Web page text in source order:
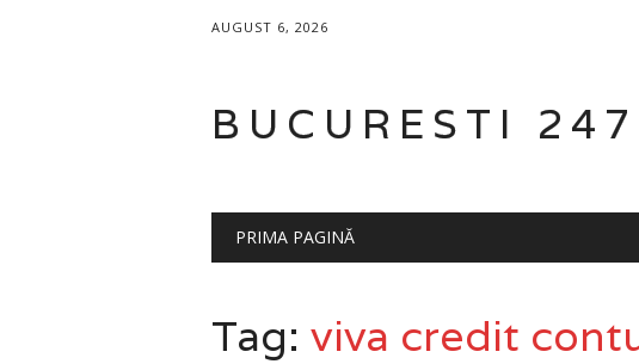
AUGUST 6, 2026
BUCURESTI 247
Main menu
PRIMA PAGINĂ
Tag: viva credit